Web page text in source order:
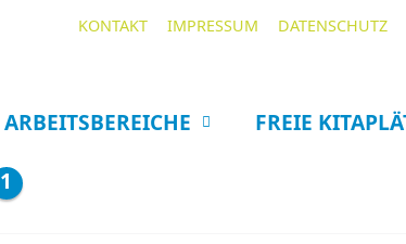
KONTAKT IMPRESSUM DATENSCHUTZ
ARBEITSBEREICHE FREIE
1